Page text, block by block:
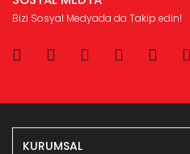
Bizi Sosyal Medyada da Takip edin!
KURUMSAL